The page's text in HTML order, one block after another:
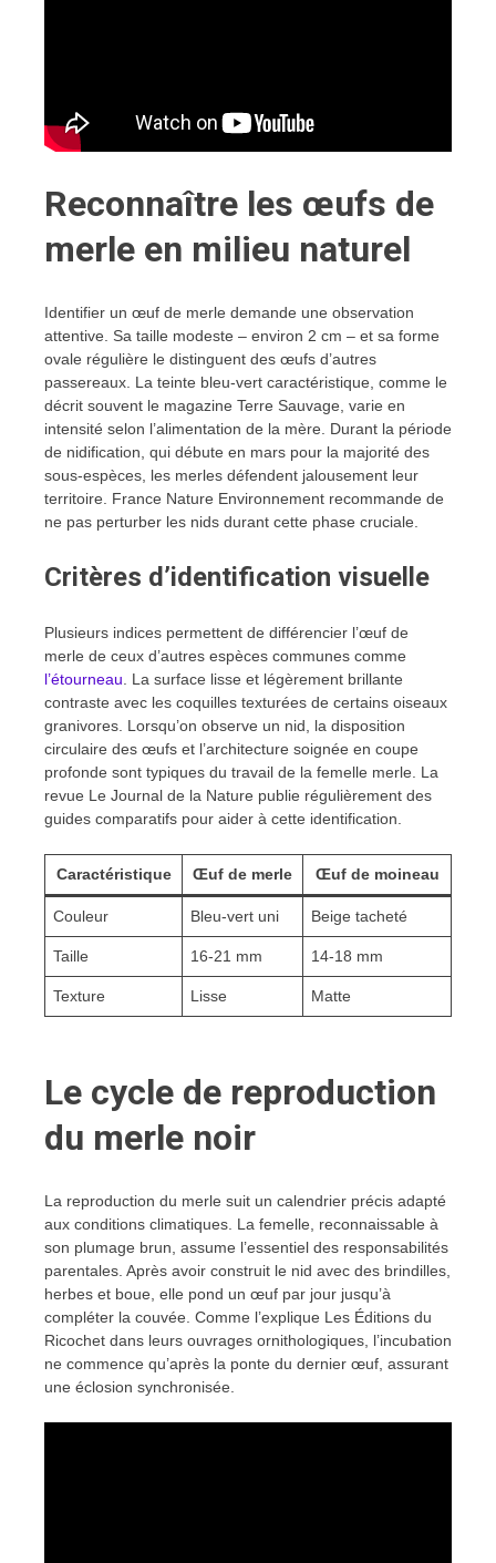
Reconnaître les œufs de
merle en milieu naturel
Identifier un œuf de merle demande une observation
attentive. Sa taille modeste – environ 2 cm – et sa forme
ovale régulière le distinguent des œufs d’autres
passereaux. La teinte bleu-vert caractéristique, comme le
décrit souvent le magazine Terre Sauvage, varie en
intensité selon l’alimentation de la mère. Durant la période
de nidification, qui débute en mars pour la majorité des
sous-espèces, les merles défendent jalousement leur
territoire. France Nature Environnement recommande de
ne pas perturber les nids durant cette phase cruciale.
Critères d’identification visuelle
Plusieurs indices permettent de différencier l’œuf de
merle de ceux d’autres espèces communes comme
l’étourneau . La surface lisse et légèrement brillante
contraste avec les coquilles texturées de certains oiseaux
granivores. Lorsqu’on observe un nid, la disposition
circulaire des œufs et l’architecture soignée en coupe
profonde sont typiques du travail de la femelle merle. La
revue Le Journal de la Nature publie régulièrement des
guides comparatifs pour aider à cette identification.
Caractéristique Œuf de merle Œuf de moineau
Couleur Bleu-vert uni Beige tacheté
Taille 16-21 mm 14-18 mm
Texture Lisse Matte
Le cycle de reproduction
du merle noir
La reproduction du merle suit un calendrier précis adapté
aux conditions climatiques. La femelle, reconnaissable à
son plumage brun, assume l’essentiel des responsabilités
parentales. Après avoir construit le nid avec des brindilles,
herbes et boue, elle pond un œuf par jour jusqu’à
compléter la couvée. Comme l’explique Les Éditions du
Ricochet dans leurs ouvrages ornithologiques, l’incubation
ne commence qu’après la ponte du dernier œuf, assurant
une éclosion synchronisée.